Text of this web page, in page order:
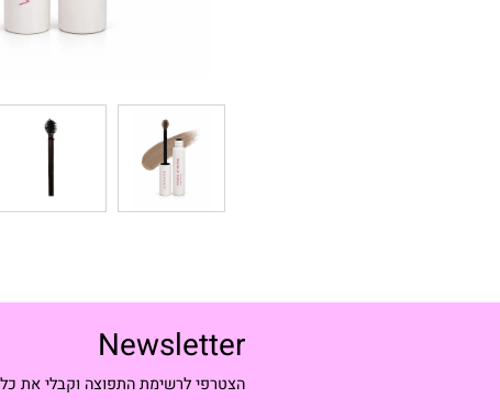
Newsletter